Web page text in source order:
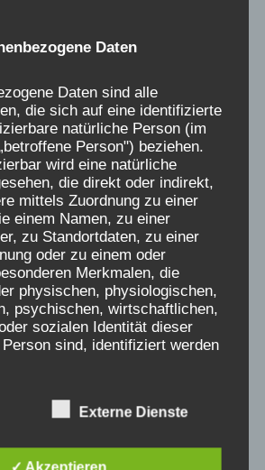
wurden ausdrücklich der
Verschickungskinder“
als ZEUGNISSE
für diese Seiten autorisiert.
Quellenangabe und
Initiative
e.V. oder des AEKV e.V.
gegen das Urheberrecht.
auch nach der Genehmigung,
werden. Genehmigung
erfragen
„Initiative
Begleitverein:
Daten
Daten sind alle
die sich auf eine identifizierte
natürliche Person (im
Person") beziehen.
wird eine natürliche
die direkt oder indirekt,
mittels Zuordnung zu einer
einem Namen, zu einer
zu Standortdaten, zu einer
oder zu einem oder
Merkmalen, die
physischen, physiologischen,
psychischen, wirtschaftlichen,
sozialen Identität dieser
sind, identifiziert werden
Externe Dienste